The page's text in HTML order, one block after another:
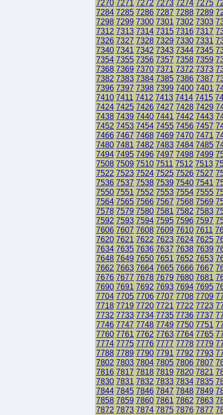
7270 7271 7272 7273 7274 7275
7284 7285 7286 7287 7288 7289
7298 7299 7300 7301 7302 7303
7312 7313 7314 7315 7316 7317
7326 7327 7328 7329 7330 7331
7340 7341 7342 7343 7344 7345
7354 7355 7356 7357 7358 7359
7368 7369 7370 7371 7372 7373
7382 7383 7384 7385 7386 7387
7396 7397 7398 7399 7400 7401
7410 7411 7412 7413 7414 7415
7424 7425 7426 7427 7428 7429
7438 7439 7440 7441 7442 7443
7452 7453 7454 7455 7456 7457
7466 7467 7468 7469 7470 7471
7480 7481 7482 7483 7484 7485
7494 7495 7496 7497 7498 7499
7508 7509 7510 7511 7512 7513
7522 7523 7524 7525 7526 7527
7536 7537 7538 7539 7540 7541
7550 7551 7552 7553 7554 7555
7564 7565 7566 7567 7568 7569
7578 7579 7580 7581 7582 7583
7592 7593 7594 7595 7596 7597
7606 7607 7608 7609 7610 7611
7620 7621 7622 7623 7624 7625
7634 7635 7636 7637 7638 7639
7648 7649 7650 7651 7652 7653
7662 7663 7664 7665 7666 7667
7676 7677 7678 7679 7680 7681
7690 7691 7692 7693 7694 7695
7704 7705 7706 7707 7708 7709
7718 7719 7720 7721 7722 7723
7732 7733 7734 7735 7736 7737
7746 7747 7748 7749 7750 7751
7760 7761 7762 7763 7764 7765
7774 7775 7776 7777 7778 7779
7788 7789 7790 7791 7792 7793
7802 7803 7804 7805 7806 7807
7816 7817 7818 7819 7820 7821
7830 7831 7832 7833 7834 7835
7844 7845 7846 7847 7848 7849
7858 7859 7860 7861 7862 7863
7872 7873 7874 7875 7876 7877